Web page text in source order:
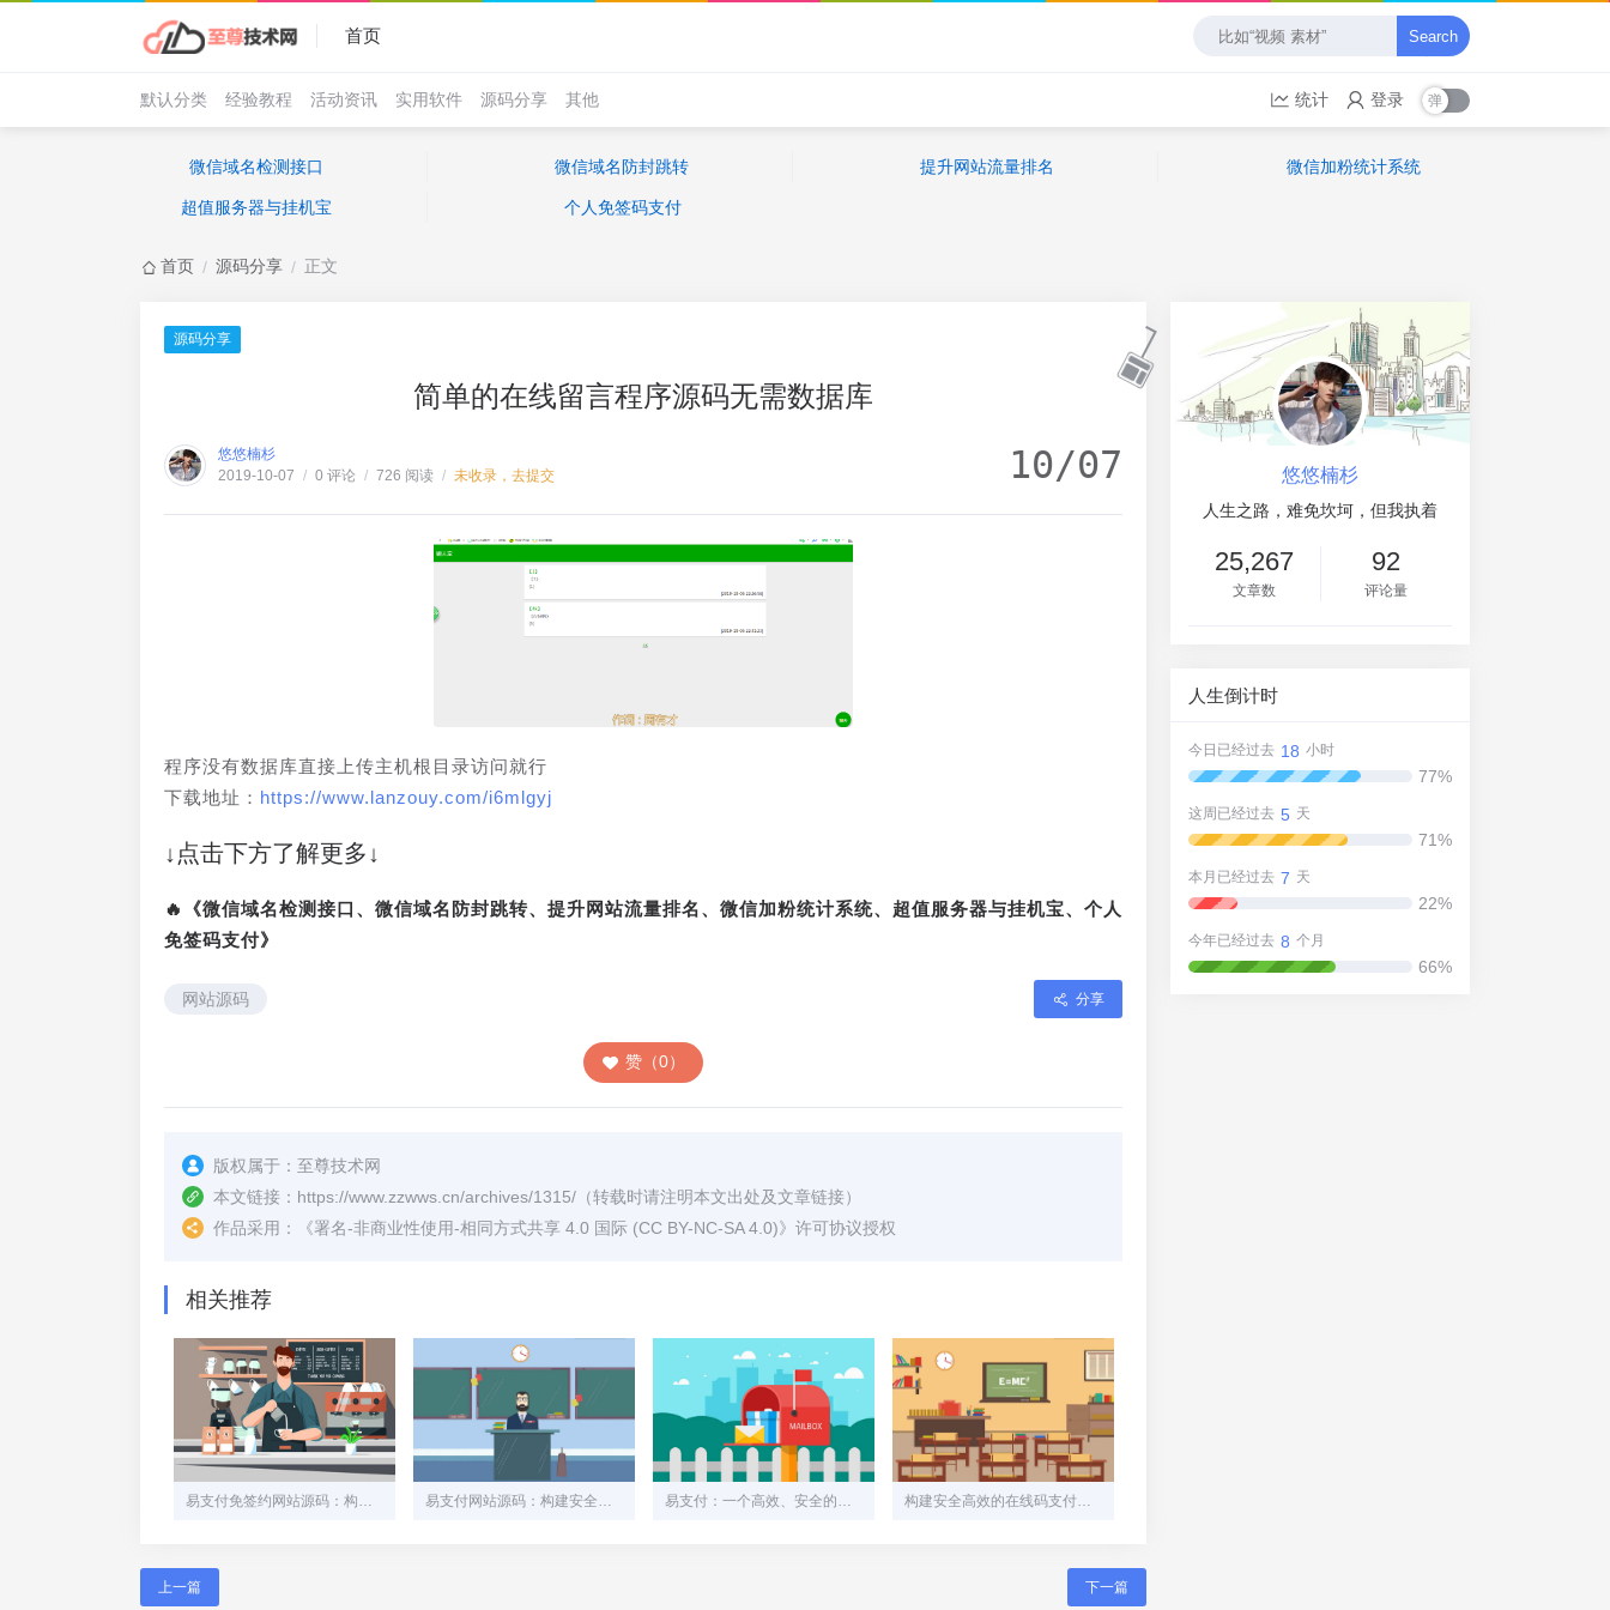
首页 Search
默认分类 经验教程 活动资讯 实用软件 源码分享 其他 统计 登录
微信域名检测接口 微信域名防封跳转 提升网站流量排名 微信加粉统计系统
超值服务器与挂机宝 个人免签码支付
首页 / 源码分享 / 正文
源码分享
简单的在线留言程序源码无需数据库
悠悠楠杉
2019-10-07 / 0 评论 / 726 阅读 / 未收录，去提交 10/07
程序没有数据库直接上传主机根目录访问就行
下载地址： https://www.lanzouy.com/i6mlgyj
↓点击下方了解更多↓
🔥《微信域名检测接口、微信域名防封跳转、提升网站流量排名、微信加粉统计系统、超值服务器与挂机宝、个人
免签码支付》
网站源码 分享
赞（0）
版权属于： 至尊技术网
本文链接： https://www.zzwws.cn/archives/1315/ （转载时请注明本文出处及文章链接）
作品采用：
《署名-非商业性使用-相同方式共享 4.0 国际 (CC BY-NC-SA 4.0)》许可协议授权
相关推荐
易支付免签约网站源码：构建安全高效的在线支付平台 易支付网站源码：构建安全、高效的在线支付解决方案 易支付：一个高效、安全的在线支付系统解决方案 构建安全高效的在线码支付平台：从零到一的技术指南
上一篇 下一篇
悠悠楠杉
人生之路，难免坎坷，但我执着
25,267
文章数
92
评论量
人生倒计时
今日已经过去 18 小时
77%
这周已经过去 5 天
71%
本月已经过去 7 天
22%
今年已经过去 8 个月
66%